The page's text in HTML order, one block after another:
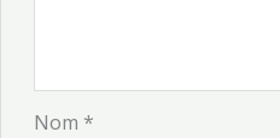
Nom *